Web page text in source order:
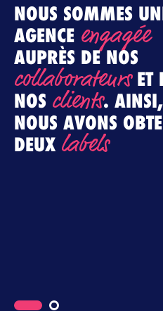
NOUS SOMMES
AGENCE engagée
AUPRÈS DE NOS
collaborateursET
NOS clients. AINSI,
NOUS AVONS
DEUX labels